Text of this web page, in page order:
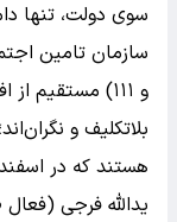
سوی دولت، تنها
و ۱۱۱) مستقیم
بلاتکلیف و
هستند که در
یدالله فرجی